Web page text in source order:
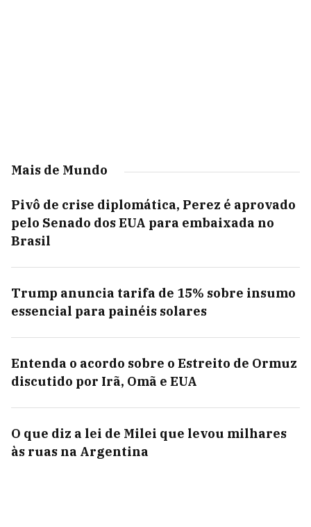
Mais de Mundo
Pivô de crise diplomática, Perez é aprovado
pelo Senado dos EUA para embaixada no
Brasil
Trump anuncia tarifa de 15% sobre insumo
essencial para painéis solares
Entenda o acordo sobre o Estreito de Ormuz
discutido por Irã, Omã e EUA
O que diz a lei de Milei que levou milhares
às ruas na Argentina